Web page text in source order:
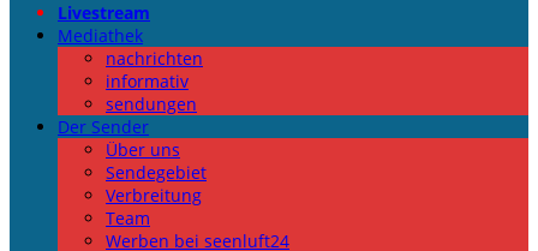
Livestream
Mediathek
nachrichten
informativ
sendungen
Der Sender
Über uns
Sendegebiet
Verbreitung
Team
Werben bei seenluft24